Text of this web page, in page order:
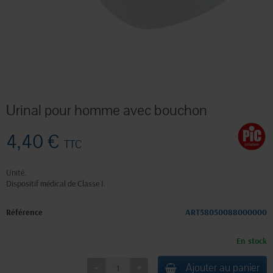
Urinal pour homme avec bouchon
4,40 € TTC
Unité.
Dispositif médical de Classe I.
Référence ART58050088000000
En stock
Ajouter au panier